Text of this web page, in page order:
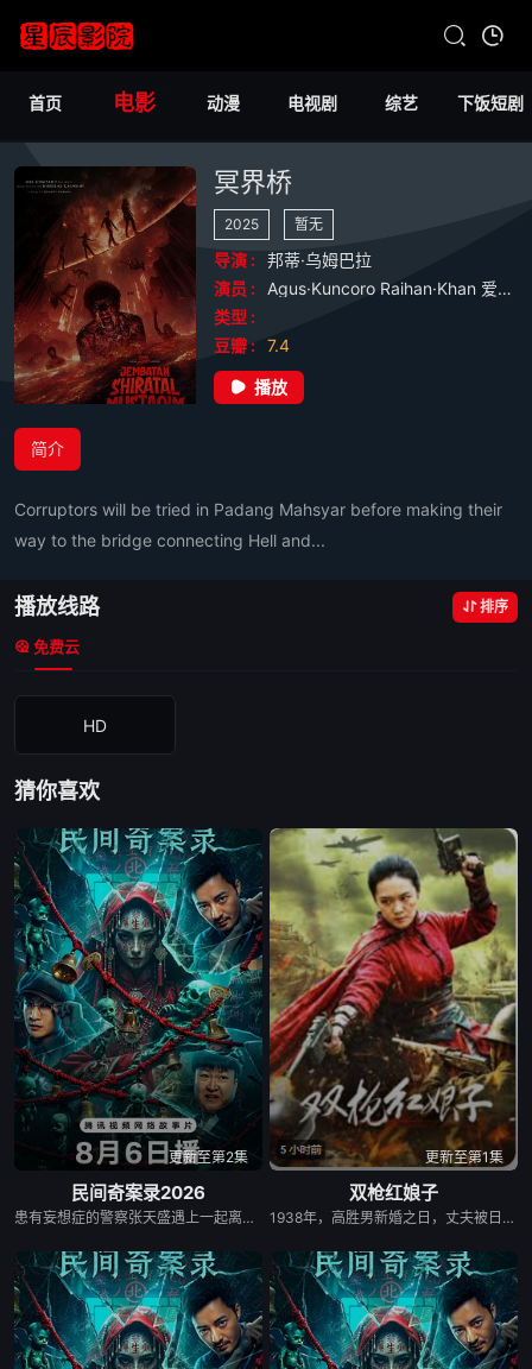
首页 电影 动漫 电视剧 综艺 下饭短剧
冥界桥
2025 暂无
导演 :
邦蒂·乌姆巴拉
演员 :
Agus·Kuncoro Raihan·Khan 爱德华·马纳鲁
类型 :
豆瓣 :
7.4
播放
简介
Corruptors will be tried in Padang Mahsyar before making their
way to the bridge connecting Hell and...
播放线路 排序
免费云
HD
猜你喜欢
更新至第2集
民间奇案录2026
患有妄想症的警察张天盛遇上一起离奇的神像杀人事件，勘案过程中，牵引出“婴胎报仇”，“娘娘索命”等一连串妖异事件，张天盛虽被种种诡怪幻象阻碍，却坚信这是藏在迷信后的人为诡计，勇于向封建传统宣战，敢于破除流传已久的迷信糟粕，最终，在战胜妄想症的同时，成功还原真相，伸张正义。
更新至第1集
双枪红娘子
1938年，高胜男新婚之日，丈夫被日军残害，父辈亦遭屠戮。她举枪聚义，屡袭敌寇威震四方，后得八路军指点决心投身革命。日军欲诱杀高胜男，她孤身赴战舍命换乡亲周全。千钧一发间，八路军突袭而至全歼敌寇，高胜男血染沙场，生死未卜……